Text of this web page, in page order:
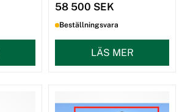
58 500 SEK
Beställningsvara
LÄS MER